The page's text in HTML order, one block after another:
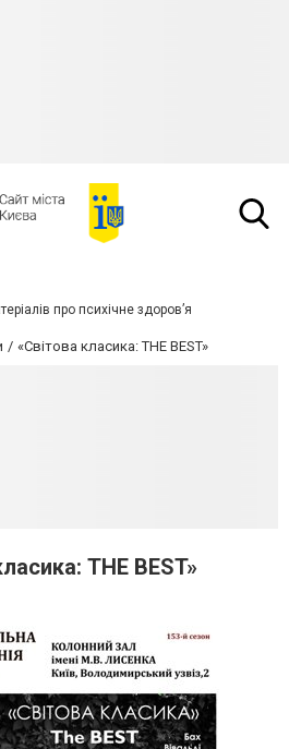
про психічне здоров’я
«Світова класика: THE BEST»
THE BEST»